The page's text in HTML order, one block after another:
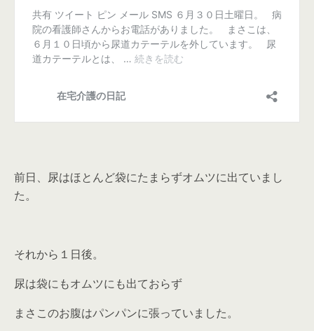
前日、尿はほとんど袋にたまらずオムツに出ていまし
た。
それから１日後。
尿は袋にもオムツにも出ておらず
まさこのお腹はパンパンに張っていました。